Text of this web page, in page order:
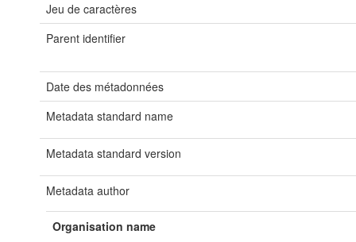
Jeu de caractères
Parent identifier
Date des métadonnées
Metadata standard name
Metadata standard version
Metadata author
Organisation name